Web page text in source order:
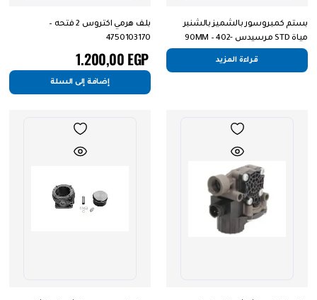
بستم كمبروسور بالشميز بالشنبر
مياة STD مرسيدس 90MM – 402-
1300-602
قراءة المزيد
بلف هرمي اكتروس 2 فتحه –
4750103170
1.200,00EGP
إضافة إلى السلة